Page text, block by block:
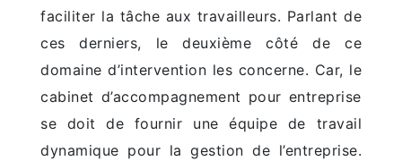
faciliter la tâche aux travailleurs. Parlant de
ces derniers, le deuxième côté de ce
domaine d’intervention les concerne. Car, le
cabinet d’accompagnement pour entreprise
se doit de fournir une équipe de travail
dynamique pour la gestion de l’entreprise.